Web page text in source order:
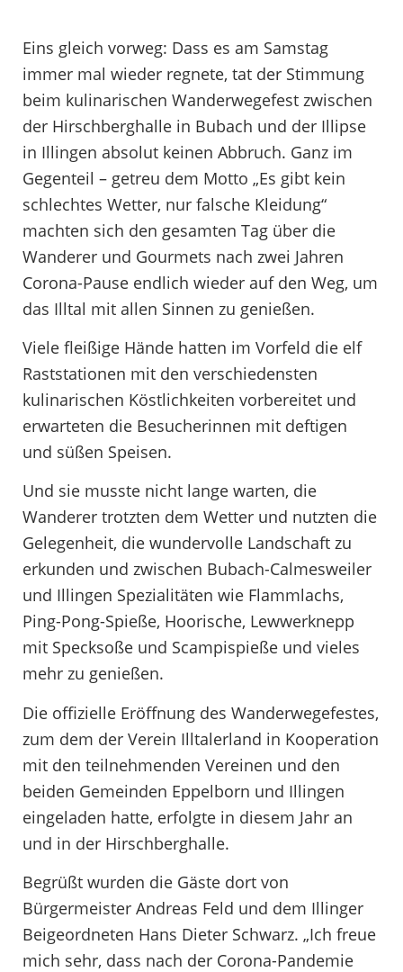
Eins gleich vorweg: Dass es am Samstag
immer mal wieder regnete, tat der Stimmung
beim kulinarischen Wanderwegefest zwischen
der Hirschberghalle in Bubach und der Illipse
in Illingen absolut keinen Abbruch. Ganz im
Gegenteil – getreu dem Motto „Es gibt kein
schlechtes Wetter, nur falsche Kleidung“
machten sich den gesamten Tag über die
Wanderer und Gourmets nach zwei Jahren
Corona-Pause endlich wieder auf den Weg, um
das Illtal mit allen Sinnen zu genießen.
Viele fleißige Hände hatten im Vorfeld die elf
Raststationen mit den verschiedensten
kulinarischen Köstlichkeiten vorbereitet und
erwarteten die Besucherinnen mit deftigen
und süßen Speisen.
Und sie musste nicht lange warten, die
Wanderer trotzten dem Wetter und nutzten die
Gelegenheit, die wundervolle Landschaft zu
erkunden und zwischen Bubach-Calmesweiler
und Illingen Spezialitäten wie Flammlachs,
Ping-Pong-Spieße, Hoorische, Lewwerknepp
mit Specksoße und Scampispieße und vieles
mehr zu genießen.
Die offizielle Eröffnung des Wanderwegefestes,
zum dem der Verein Illtalerland in Kooperation
mit den teilnehmenden Vereinen und den
beiden Gemeinden Eppelborn und Illingen
eingeladen hatte, erfolgte in diesem Jahr an
und in der Hirschberghalle.
Begrüßt wurden die Gäste dort von
Bürgermeister Andreas Feld und dem Illinger
Beigeordneten Hans Dieter Schwarz. „Ich freue
mich sehr, dass nach der Corona-Pandemie